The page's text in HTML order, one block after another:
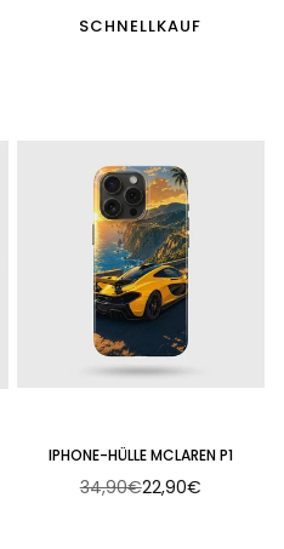
SCHNELLKAUF
IPHONE-HÜLLE MCLAREN P1
Normaler
34,90€22,90€